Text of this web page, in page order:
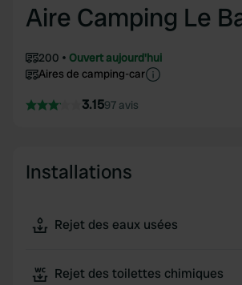
Aire Camping Le
200
Ouvert aujourd'hui
Aires de camping-car
3.1597 avis
Installations
Rejet des eaux usées
Rejet des toilettes chimiques